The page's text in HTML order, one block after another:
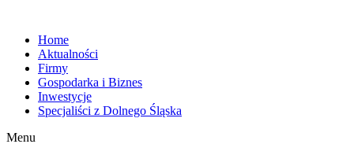
Home
Aktualności
Firmy
Gospodarka i Biznes
Inwestycje
Specjaliści z Dolnego Śląska
Menu